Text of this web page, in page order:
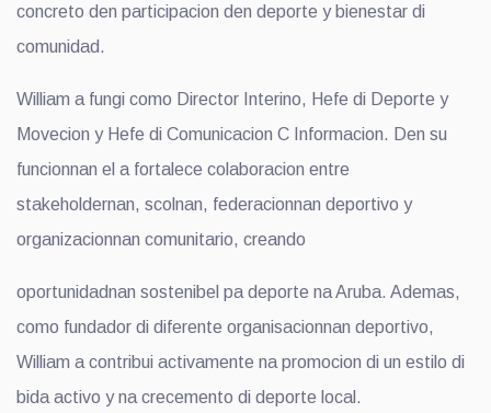
concreto den participacion den deporte y bienestar di
comunidad.
William a fungi como Director Interino, Hefe di Deporte y
Movecion y Hefe di Comunicacion C Informacion. Den su
funcionnan el a fortalece colaboracion entre
stakeholdernan, scolnan, federacionnan deportivo y
organizacionnan comunitario, creando
oportunidadnan sostenibel pa deporte na Aruba. Ademas,
como fundador di diferente organisacionnan deportivo,
William a contribui activamente na promocion di un estilo di
bida activo y na crecemento di deporte local.